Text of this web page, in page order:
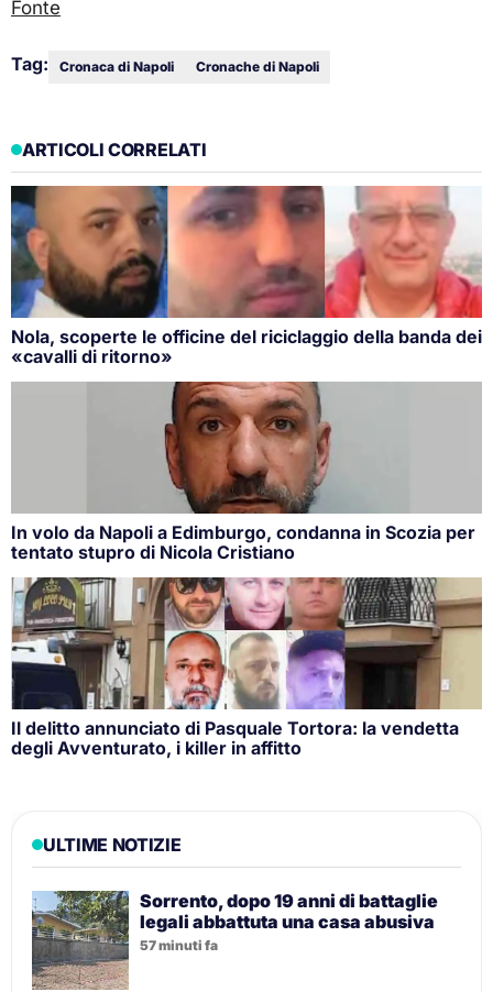
Fonte
Tag: Cronaca di Napoli Cronache di Napoli
ARTICOLI CORRELATI
Nola, scoperte le officine del riciclaggio della banda dei
«cavalli di ritorno»
In volo da Napoli a Edimburgo, condanna in Scozia per
tentato stupro di Nicola Cristiano
Il delitto annunciato di Pasquale Tortora: la vendetta
degli Avventurato, i killer in affitto
ULTIME NOTIZIE
Sorrento, dopo 19 anni di battaglie
legali abbattuta una casa abusiva
57 minuti fa